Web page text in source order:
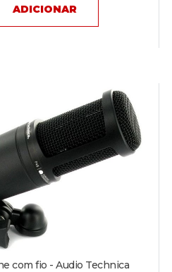
ADICIONAR
com fio - Audio Technica